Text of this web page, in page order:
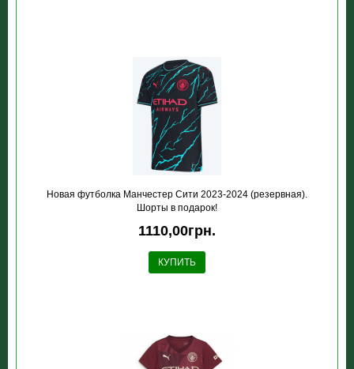
Новая футболка Манчестер Сити 2023-2024 (резервная).
Шорты в подарок!
1110,00грн.
КУПИТЬ